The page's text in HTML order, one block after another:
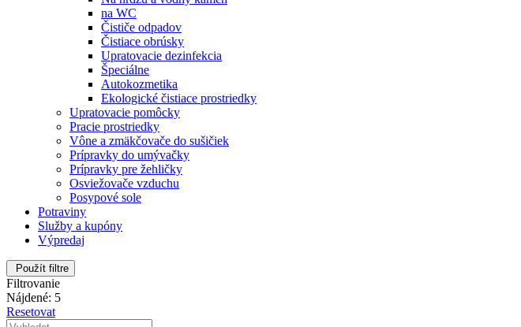
na WC
Čističe odpadov
Čistiace obrúsky
Upratovacie dezinfekcia
Špeciálne
Autokozmetika
Ekologické čistiace prostriedky
Upratovacie pomôcky
Pracie prostriedky
Vône a zmäkčovače do sušičiek
Prípravky do umývačky
Prípravky pre žehličky
Osviežovače vzduchu
Posypové sole
Potraviny
Služby a kupóny
Výpredaj
Použít filtre
Filtrovanie
Nájdené: 5
Resetovat